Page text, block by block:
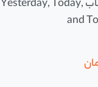
دانلود کتاب Yesterday, Today,
and